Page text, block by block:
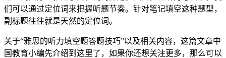
们可以通过定位词来把握听题节奏。针对笔记填空这种题型，
副标题往往就是天然的定位词。
关于“雅思的听力填空题答题技巧”以及相关内容，这篇文章中
国教育小编先介绍到这里了，如果你还想关注更多，那么可以